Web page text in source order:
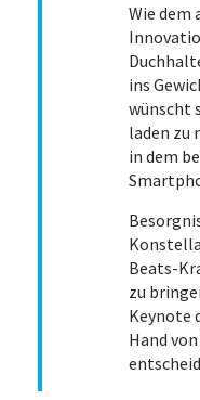
Wie dem
ins
wünscht
laden zu
in dem
Beats-
zu
Keynote
Hand